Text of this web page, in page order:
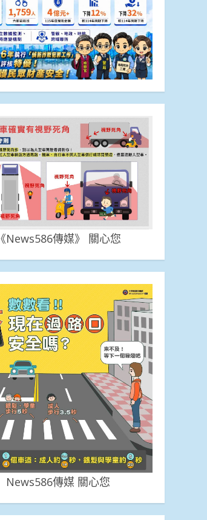
《News586傳媒》 關心您
News586傳媒 關心您